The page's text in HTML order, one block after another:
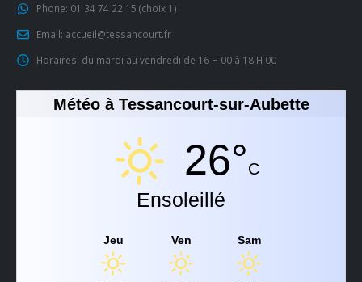
Phone: 01 34 74 22 15 (choix 1)
Email: accueil@tessancourt.fr
Horaires: du mardi au vendredi de 16 H 00 à 18 H 00
Météo à Tessancourt-sur-Aubette
26°C
Ensoleillé
Jeu Ven Sam